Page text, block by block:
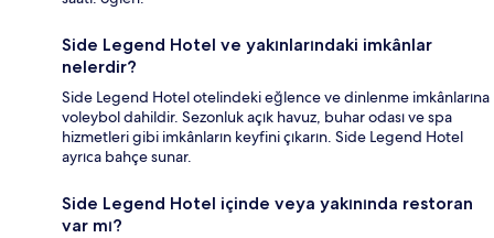
Side Legend Hotel ve yakınlarındaki imkânlar
nelerdir?
Side Legend Hotel otelindeki eğlence ve dinlenme imkânlarına
voleybol dahildir. Sezonluk açık havuz, buhar odası ve spa
hizmetleri gibi imkânların keyfini çıkarın. Side Legend Hotel
ayrıca bahçe sunar.
Side Legend Hotel içinde veya yakınında restoran
var mı?